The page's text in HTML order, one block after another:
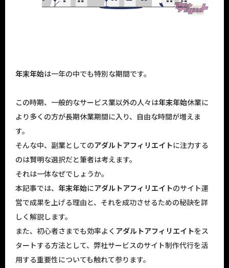
年末年始は一年の中でも特別な期間です。
この時期、一般的なサービス業以外の人々は年末年始休業に
より多くの方が長期休業期間に入り、自由な時間が増えま
す。
そんな中、副業としてのアダルトアフィリエイトに注力する
のは賢明な選択だと筆者は考えます。
それは一体なぜでしょうか。
本記事では、 年末年始にアダルトアフィリエイトのサイト運
営で成果を上げる理由と、それを成功させるための秘訣を詳
しく解説します。
また、初心者さまでも効率よく アダルトアフィリエイトをス
タートする方法として、弊社サービスのサイト制作代行を活
用する重要性についても触れて参ります。